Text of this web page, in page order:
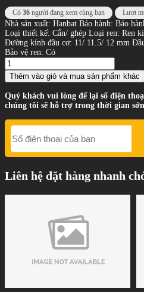
Có 36 người đang xem cùng bạn Lượt
Nhà sản xuất: Hanbat Bảo hành: Bảo
Loại thiết kế: Cẩn/ ghép Loại ren: Ren
Đường kính đầu cơ: 11/ 11.5/ 12 mm
Bảo vệ ren: Có
Thêm vào giỏ và mua sản phẩm khác
Quý khách vui lòng để lại số điện
chúng tôi sẽ hỗ trợ trong thời gian
Liên hệ đặt hàng nhanh